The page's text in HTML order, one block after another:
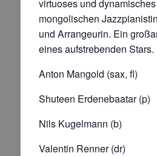
virtuoses und
mongolischen
und Arrangeurin. Ein
eines aufstrebenden Stars.
Anton Mangold (sax, fl)
Shuteen Erdenebaatar (p)
Nils Kugelmann (b)
Valentin Renner (dr)